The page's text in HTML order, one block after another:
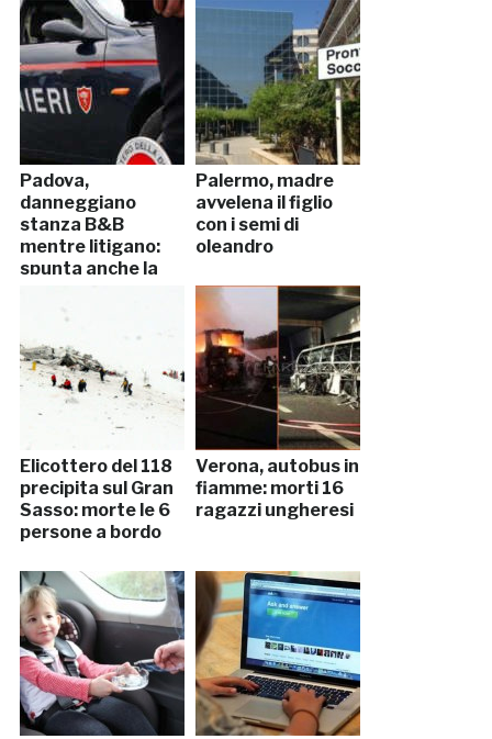
Padova,
danneggiano
stanza B&B
mentre litigano:
spunta anche la
Palermo, madre
avvelena il figlio
con i semi di
oleandro
Elicottero del 118
precipita sul Gran
Sasso: morte le 6
persone a bordo
Verona, autobus in
fiamme: morti 16
ragazzi ungheresi